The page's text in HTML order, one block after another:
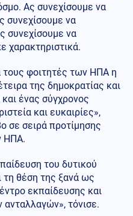
Ας συνεχίσουμε να
συνεχίσουμε να
συνεχίσουμε να
χαρακτηριστικά.
τους φοιτητές των ΗΠΑ η
της δημοκρατίας και
ένας σύγχρονος
και ευκαιρίες»,
σε σειρά προτίμησης
ΗΠΑ.
του δυτικού
τη θέση της ξανά ως
εκπαίδευσης και
ανταλλαγών», τόνισε.